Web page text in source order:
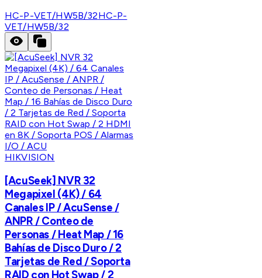
HC-P-VET/HW5B/32HC-P-
VET/HW5B/32
HIKVISION
[AcuSeek] NVR 32
Megapixel (4K) / 64
Canales IP / AcuSense /
ANPR / Conteo de
Personas / Heat Map / 16
Bahías de Disco Duro / 2
Tarjetas de Red / Soporta
RAID con Hot Swap / 2